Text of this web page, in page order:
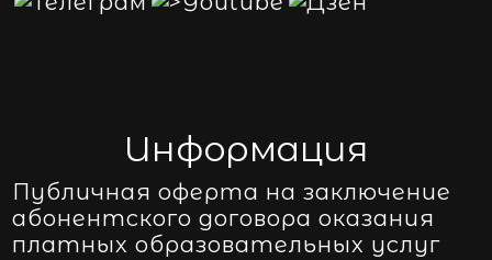
Информация
Публичная оферта на заключение
абонентского договора оказания
платных образовательных услуг